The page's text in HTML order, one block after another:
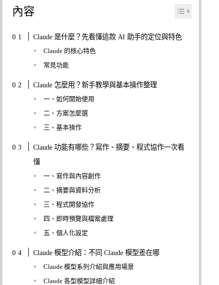
內容
Claude 是什麼？先看懂這款 AI 助手的定位與特色
Claude 的核心特色
常見功能
Claude 怎麼用？新手教學與基本操作整理
一、如何開始使用
二、方案怎麼選
三、基本操作
Claude 功能有哪些？寫作、摘要、程式協作一次看
懂
一、寫作與內容創作
二、摘要與資料分析
三、程式開發協作
四、即時預覽與檔案處理
五、個人化設定
Claude 模型介紹：不同 Claude 模型差在哪
Claude 模型系列介紹與應用場景
Claude 各型模型詳細介紹